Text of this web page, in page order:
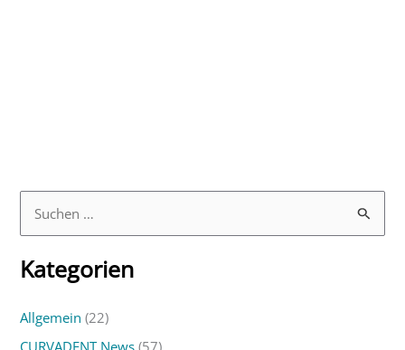
u
c
e
Kategorien
Allgemein (22)
CURVADENT News (57)